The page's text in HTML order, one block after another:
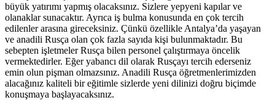
büyük yatırımı yapmış olacaksınız. Sizlere yepyeni kapılar ve
olanaklar sunacaktır. Ayrıca iş bulma konusunda en çok tercih
edilenler arasına gireceksiniz. Çünkü özellikle Antalya’da yaşayan
ve anadili Rusça olan çok fazla sayıda kişi bulunmaktadır. Bu
sebepten işletmeler Rusça bilen personel çalıştırmaya öncelik
vermektedirler. Eğer yabancı dil olarak Rusçayı tercih ederseniz
emin olun pişman olmazsınız. Anadili Rusça öğretmenlerimizden
alacağınız kaliteli bir eğitimle sizlerde yeni dilinizi doğru biçimde
konuşmaya başlayacaksınız.